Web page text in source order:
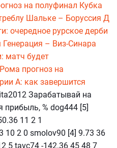
на полуфинал Кубка
Шальке – Боруссия Д
очередное рурское дерби
Генерация – Виз-Синара
матч будет
прогноз на
А: как завершится
Зарабатывай на
% dog444 [5]
11 2 1
10 2 0 smolov90 [4] 9.73 36
5 tavc74 -142.36 45 48 7